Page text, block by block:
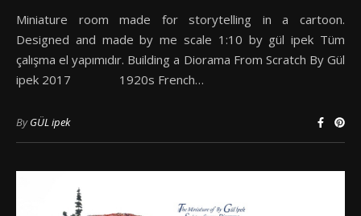
Miniature room made for storytelling in a cartoon.
Designed and made by me scale 1:10 by gül ipek Tüm
çalışma el yapımıdır. Building a Diorama From Scratch By Gül
ipek 2017 1920s French…
ByGÜL ipek